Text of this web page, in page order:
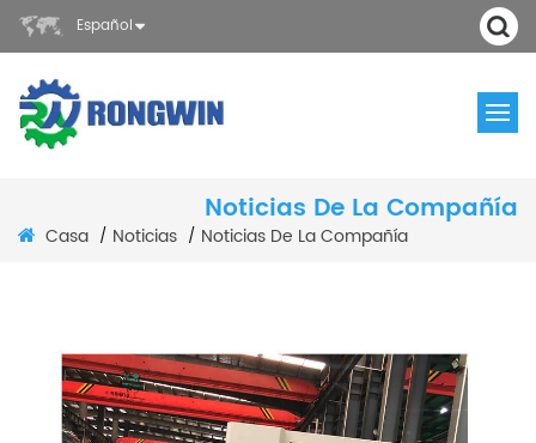
Español
Noticias De La Compañía
Casa / Noticias / Noticias De La Compañía